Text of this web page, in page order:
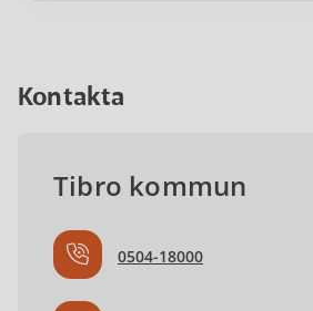
Kontakta
Tibro kommun
0504-18000